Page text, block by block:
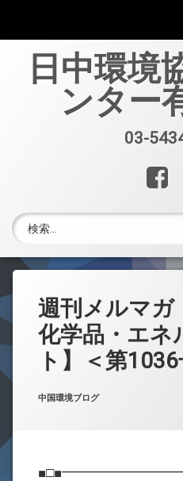
中国環境規制対応セミナー
中国環境規制対応支援業務
セミナー、資料販売
中文
お問合せ
日中環境
ンター
03-
週刊メルマガ
化学品・エネ
ト】＜第1036
Posted on 2022年10月31日
byw059105
カテゴリー:
中国環境ブログ